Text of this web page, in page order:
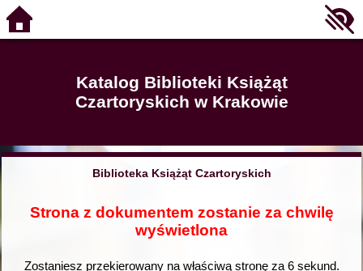
Katalog Biblioteki Książąt
Czartoryskich w Krakowie
Biblioteka Książąt Czartoryskich
Strona z dokumentem zostanie za chwilę
wyświetlona
Zostaniesz przekierowany na właściwą stronę za 6sekund.